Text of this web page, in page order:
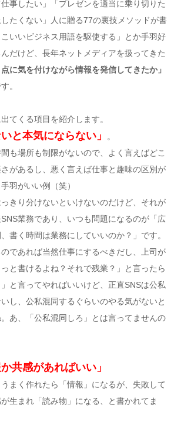
仕事したい」「プレゼンを適当に乗り切りた
たくない」人に贈る77の裏技メソッドが書
いいビジネス用語を駆使する」とか手羽好
だけど、長年ネットメディアを扱ってきた
点に気を付けながら情報を発信してきたか」
。
てくる項目を紹介します。
と本気にならない」
。
も場所も制限がないので、よく言えばどこ
があるし、悪く言えば仕事と趣味の区別が
羽がいい例（笑）
きり分けないといけないのだけど、それが
業務であり、いつも問題になるのが「広
書く時間は業務にしていいのか？」です。
であれば当然仕事にするべきだし、上司が
っと書けるよね？それで残業？」と言ったら
」と言ってやればいいけど、正直SNSは公私
し、公私混同するぐらいのやる気がないと
あ、「公私混同しろ」とは言ってませんの
共感があればいい」
まく作れたら「情報」になるが、失敗して
生まれ「読み物」になる、と書かれてま